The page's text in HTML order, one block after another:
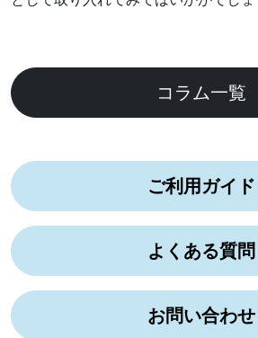
コラム一覧
ご利用ガイド
よくある質問
お問い合わせ